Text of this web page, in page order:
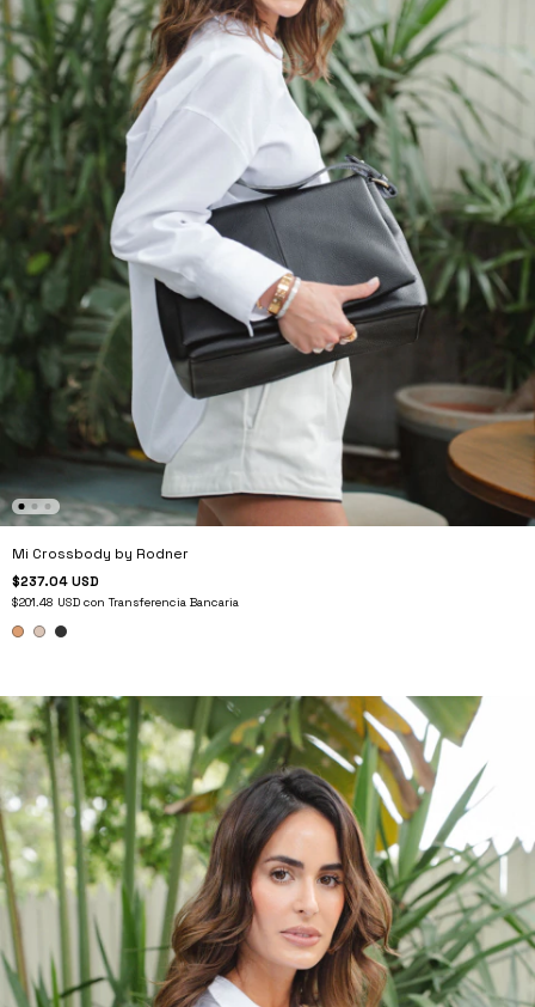
Mi Crossbody by Rodner
$237.04 USD
$201.48 USD con Transferencia Bancaria